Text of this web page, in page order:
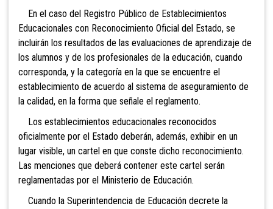
En el caso del Registro Público de Establecimientos
Educacionales con Reconocimiento Oficial del Estado, se
incluirán los resultados de las evaluaciones de aprendizaje de
los alumnos y de los profesionales de la educación, cuando
corresponda, y la categoría en la que se encuentre el
establecimiento de acuerdo al sistema de aseguramiento de
la calidad, en la forma que señale el reglamento.
Los establecimientos educacionales reconocidos
oficialmente por el Estado deberán, además, exhibir en un
lugar visible, un cartel en que conste dicho reconocimiento.
Las menciones que deberá contener este cartel serán
reglamentadas por el Ministerio de Educación.
Cuando la Superintendencia de Educación decrete la